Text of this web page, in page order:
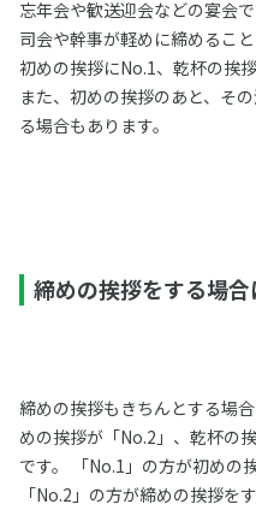
忘年会や歓送迎会などの宴会
司会や幹事が軽めに締めるこ
初めの挨拶にNo.1、乾杯の挨
また、初めの挨拶のあと、そ
る場合もあります。
締めの挨拶をする場合
締めの挨拶もきちんとする場
めの挨拶が「No.2」、乾杯の
です。 「No.1」の方が初めの
「No.2」の方が締めの挨拶を